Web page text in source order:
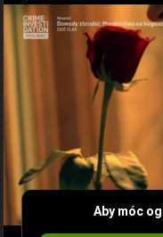
Aby móc